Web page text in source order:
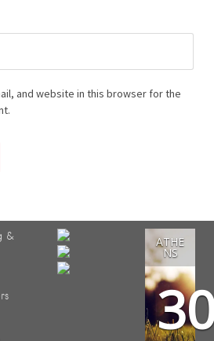
and website in this browser for the
&
ATHE
NS